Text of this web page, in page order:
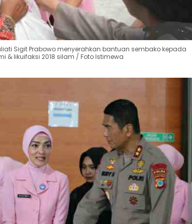
Sigit Prabowo menyerahkan bantuan sembako kepada
likuifaksi 2018 silam / Foto Istimewa